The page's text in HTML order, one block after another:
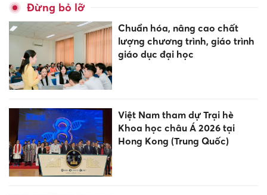
Đừng bỏ lỡ
Chuẩn hóa, nâng cao chất
lượng chương trình, giáo trình
giáo dục đại học
Việt Nam tham dự Trại hè
Khoa học châu Á 2026 tại
Hong Kong (Trung Quốc)